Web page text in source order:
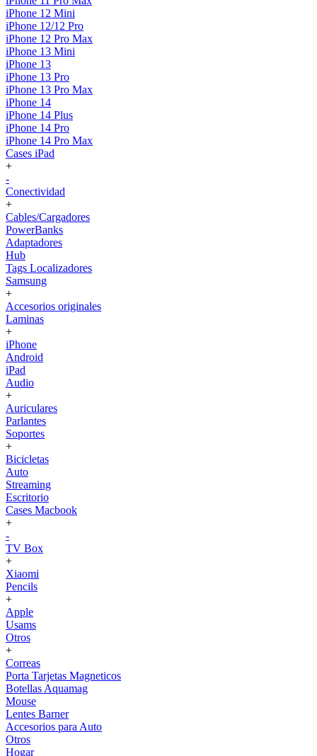
iPhone 12 Mini
iPhone 12/12 Pro
iPhone 12 Pro Max
iPhone 13 Mini
iPhone 13
iPhone 13 Pro
iPhone 13 Pro Max
iPhone 14
iPhone 14 Plus
iPhone 14 Pro
iPhone 14 Pro Max
Cases iPad
+
-
Conectividad
+
Cables/Cargadores
PowerBanks
Adaptadores
Hub
Tags Localizadores
Samsung
+
Accesorios originales
Laminas
+
iPhone
Android
iPad
Audio
+
Auriculares
Parlantes
Soportes
+
Bicicletas
Auto
Streaming
Escritorio
Cases Macbook
+
-
TV Box
+
Xiaomi
Pencils
+
Apple
Usams
Otros
+
Correas
Porta Tarjetas Magneticos
Botellas Aquamag
Mouse
Lentes Barner
Accesorios para Auto
Otros
Hogar